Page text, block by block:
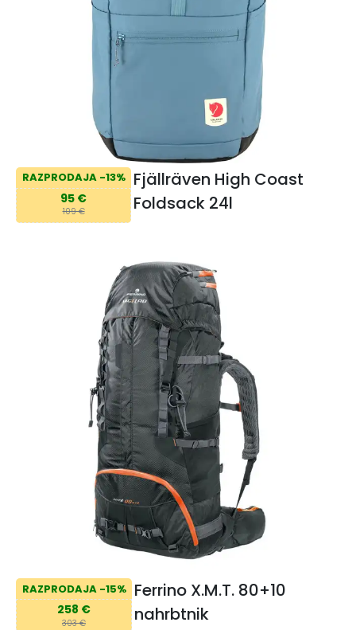
RAZPRODAJA -13%
95 €
109 €
Fjällräven High Coast
Foldsack 24l
RAZPRODAJA -15%
258 €
303 €
Ferrino X.M.T. 80+10
nahrbtnik